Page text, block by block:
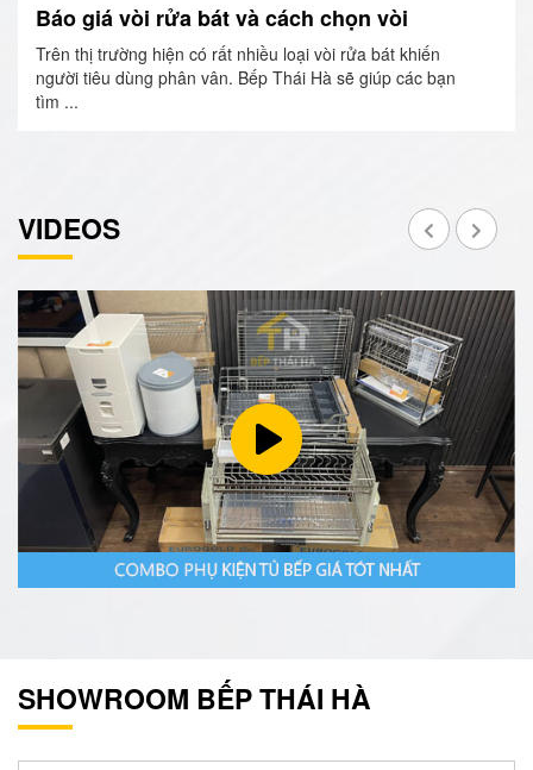
Báo giá vòi rửa bát và cách chọn vòi
Trên thị trường hiện có rất nhiều loại vòi rửa bát khiến
người tiêu dùng phân vân. Bếp Thái Hà sẽ giúp các bạn
tìm ...
VIDEOS
SHOWROOM BẾP THÁI HÀ